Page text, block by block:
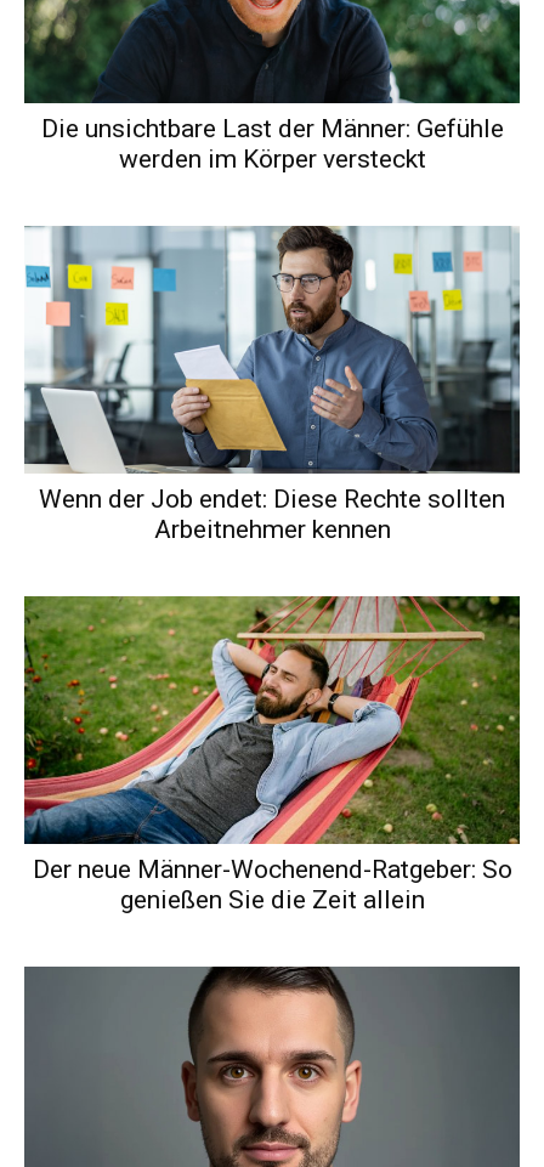
Die unsichtbare Last der Männer: Gefühle
werden im Körper versteckt
Wenn der Job endet: Diese Rechte sollten
Arbeitnehmer kennen
Der neue Männer-Wochenend-Ratgeber: So
genießen Sie die Zeit allein